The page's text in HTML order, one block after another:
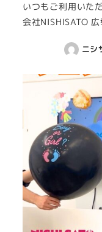
いつもご利用いた
会社NISHISATO
ニシ